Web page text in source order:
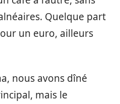
Quelque part
un euro, ailleurs
nous avons dîné
mais le